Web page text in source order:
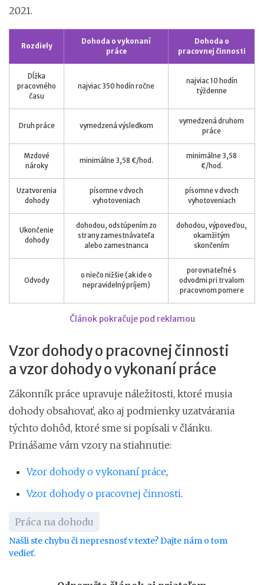
2021.
Rozdiely
Dohoda o vykonaní
práce
Dohoda o
pracovnej činnosti
Dĺžka
pracovného
času
najviac 350 hodín ročne
najviac 10 hodín
týždenne
Druh práce vymedzená výsledkom
vymedzená druhom
práce
Mzdové
nároky
minimálne 3,58 €/hod.
minimálne 3,58
€/hod.
Uzatvorenia
dohody
písomne v dvoch
vyhotoveniach
písomne v dvoch
vyhotoveniach
Ukončenie
dohody
dohodou, odstúpením zo
strany zamestnávateľa
alebo zamestnanca
dohodou, výpoveďou,
okamžitým
skončením
Odvody
o niečo nižšie (ak ide o
nepravidelný príjem)
porovnateľné s
odvodmi pri trvalom
pracovnom pomere
Článok pokračuje pod reklamou
Vzor dohody o pracovnej činnosti
a vzor dohody o vykonaní práce
Zákonník práce upravuje náležitosti, ktoré musia
dohody obsahovať, ako aj podmienky uzatvárania
týchto dohôd, ktoré sme si popísali v článku.
Prinášame vám vzory na stiahnutie:
Vzor dohody o vykonaní práce,
Vzor dohody o pracovnej činnosti.
Práca na dohodu
Našli ste chybu či nepresnosť v texte? Dajte nám o tom
vedieť.